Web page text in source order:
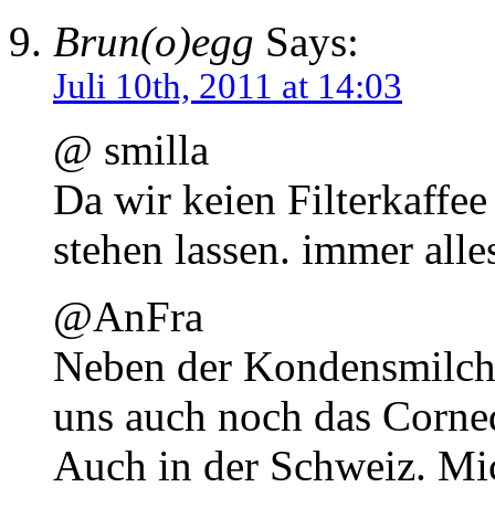
Brun(o)egg Says:
Juli 10th, 2011 at 14:03
@ smilla
Da wir keien
stehen lassen. immer
@AnFra
Neben der
uns auch noch das
Auch in der Schweiz.